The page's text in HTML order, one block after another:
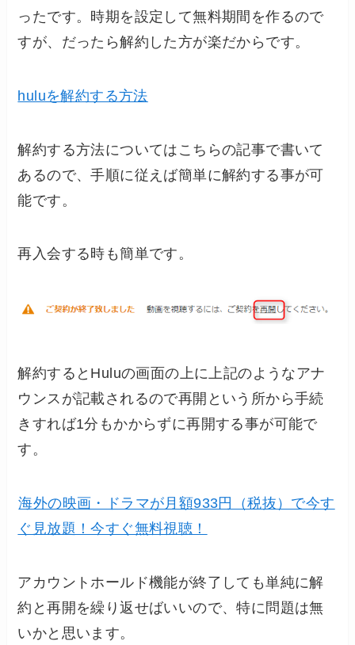
ったです。時期を設定して無料期間を作るので
すが、だったら解約した方が楽だからです。
huluを解約する方法
解約する方法についてはこちらの記事で書いて
あるので、手順に従えば簡単に解約する事が可
能です。
再入会する時も簡単です。
解約するとHuluの画面の上に上記のようなアナ
ウンスが記載されるので再開という所から手続
きすれば1分もかからずに再開する事が可能で
す。
海外の映画・ドラマが月額933円（税抜）で今す
ぐ見放題！今すぐ無料視聴！
アカウントホールド機能が終了しても単純に解
約と再開を繰り返せばいいので、特に問題は無
いかと思います。